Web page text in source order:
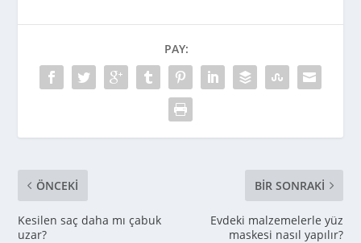
PAY:
ÖNCEKI
Kesilen saç daha mı çabuk
uzar?
BIR SONRAKI
Evdeki malzemelerle yüz
maskesi nasıl yapılır?